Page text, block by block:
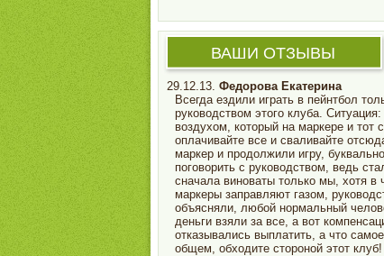
ВАШИ ОТЗЫВЫ
29.12.13. Федорова Екатерина
Всегда ездили играть в пейнтбол
руководством этого клуба.
воздухом, который на маркере и тот
оплачивайте все и сваливайте
маркер и продолжили игру,
поговорить с руководством, ведь
сначала виноваты только мы, хотя
маркеры заправляют газом,
объясняли, любой нормальный
деньги взяли за все, а вот
отказывались выплатить, а что
общем, обходите стороной этот клуб!